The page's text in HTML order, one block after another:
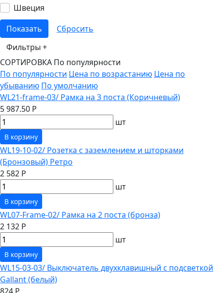
Швеция
Фильтры +
СОРТИРОВКА По популярности
По популярности Цена по возрастанию Цена по
убыванию По умолчанию
WL21-frame-03/ Рамка на 3 поста (Коричневый)
5 987.50 Р
шт
В корзину
WL19-10-02/ Розетка с заземлением и шторками
(Бронзовый) Ретро
2 582 Р
шт
В корзину
WL07-Frame-02/ Рамка на 2 поста (бронза)
2 132 Р
шт
В корзину
WL15-03-03/ Выключатель двухклавишный с подсветкой
Gallant (белый)